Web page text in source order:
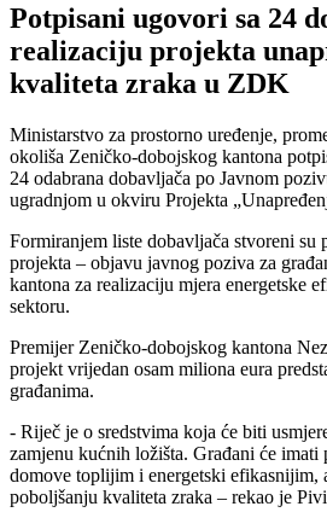
Potpisani ugovori sa 24
realizaciju projekta
kvaliteta zraka u ZDK
Ministarstvo za prostorno uređenje,
okoliša Zeničko-dobojskog kantona
24 odabrana dobavljača po Javnom
ugradnjom u okviru Projekta
Formiranjem liste dobavljača stvoreni su
projekta – objavu javnog poziva za
kantona za realizaciju mjera energetske
sektoru.
Premijer Zeničko-dobojskog kantona
projekt vrijedan osam miliona eura
građanima.
- Riječ je o sredstvima koja će biti
zamjenu kućnih ložišta. Građani će
domove toplijim i energetski efikasnijim,
poboljšanju kvaliteta zraka – rekao je